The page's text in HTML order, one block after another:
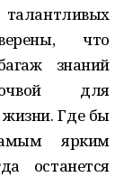
что
знаний
для
жизни. Где бы
ярким
останется